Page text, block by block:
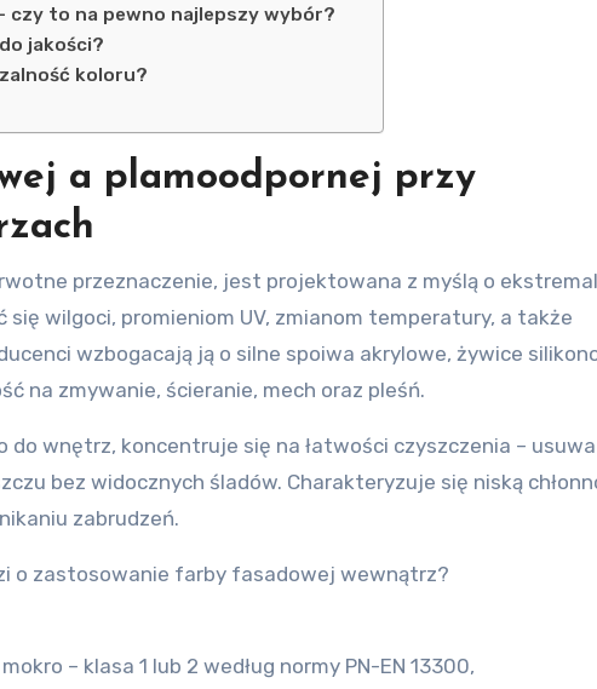
czy to na pewno najlepszy wybór?
jakości?
koloru?
a plamoodpornej przy
przeznaczenie, jest projektowana z myślą o
wilgoci, promieniom UV, zmianom temperatury, a także
wzbogacają ją o silne spoiwa akrylowe, żywice
na zmywanie, ścieranie, mech oraz pleśń.
do wnętrz, koncentruje się na łatwości czyszczenia –
bez widocznych śladów. Charakteryzuje się niską
zabrudzeń.
o zastosowanie farby fasadowej wewnątrz?
– klasa 1 lub 2 według normy PN-EN 13300,